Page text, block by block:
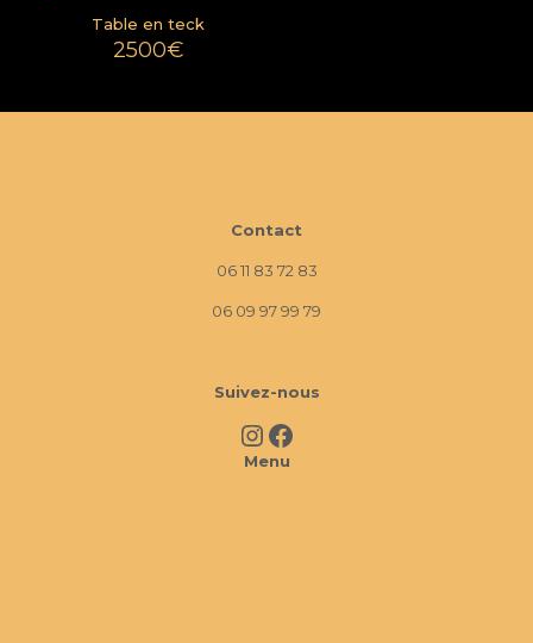
Table en teck
2500€
Contact
06 11 83 72 83
06 09 97 99 79
Suivez-nous
InstagramFacebook
Menu